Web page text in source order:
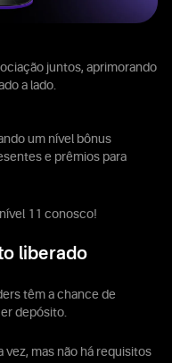
juntos, aprimorando
a lado.
um nível bônus
e prêmios para
11 conosco!
liberado
têm a chance de
depósito.
vez, mas não há requisitos